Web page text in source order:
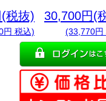
税抜)
円 税込)
30,700円(
(33,770円